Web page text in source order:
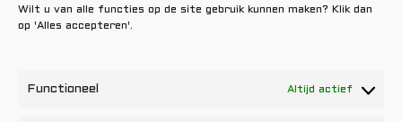
Wilt u van alle functies op de site gebruik kunnen maken? Klik dan
op 'Alles accepteren'.
Functioneel Altijd actief